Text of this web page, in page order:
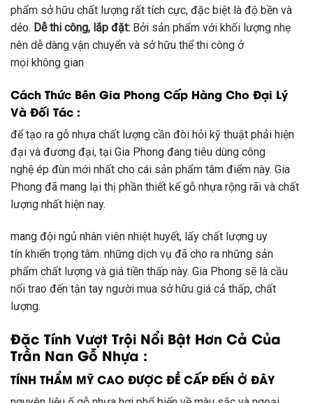
phẩm sở hữu chất lượng rất tích cực, đặc biệt là độ bền và
dẻo. Dễ thi công, lắp đặt: Bởi sản phẩm với khối lượng nhẹ
nên dễ dàng vận chuyển và sở hữu thể thi công ở
mọi không gian
Cách Thức Bên Gia Phong Cấp Hàng Cho Đại Lý
Và Đối Tác :
để tạo ra gỗ nhựa chất lượng cần đòi hỏi kỹ thuật phải hiện
đại và đương đại, tại Gia Phong đang tiêu dùng công
nghệ ép đùn mới nhất cho cái sản phẩm tâm điểm này. Gia
Phong đã mang lại thị phần thiết kếgỗ nhựa rộng rãi và chất
lượng nhất hiện nay.
mang đội ngủ nhân viên nhiệt huyết, lấy chất lượng uy
tín khiến trọng tâm. những dịch vụ đã cho ra những sản
phẩm chất lượng và giá tiền thấp này. Gia Phong sẽ là cầu
nối trao đến tận tay người mua sở hữu giá cả thấp, chất
lượng.
Đặc Tính Vượt Trội Nổi Bật Hơn Cả Của
Trần Nan Gỗ Nhựa :
TÍNH THẨM MỸ CAO ĐƯỢC ĐỀ CẤP ĐẾN Ở ĐÂY